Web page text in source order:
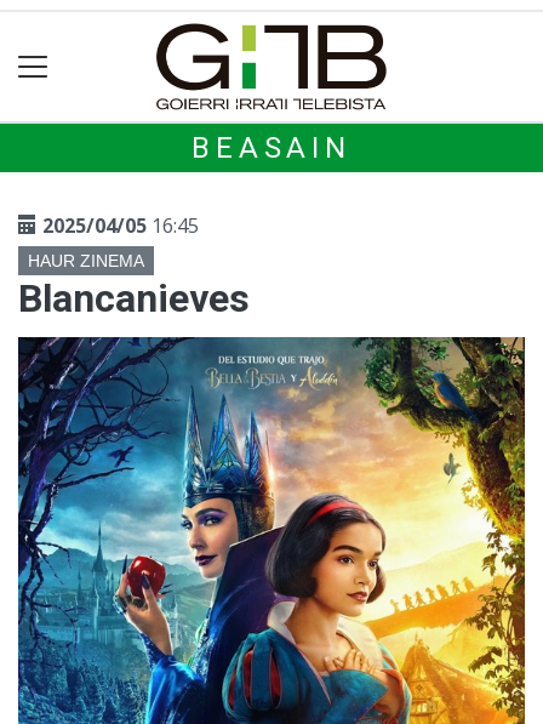
BEASAIN
2025/04/05 16:45
HAUR ZINEMA
Blancanieves